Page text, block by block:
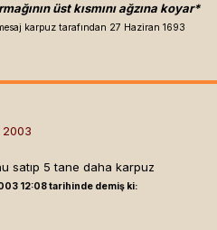
üst kısmını ağzına koyar*
karpuz tarafından 27 Haziran 1693
2003
satıp 5 tane daha karpuz
12:08 tarihinde demiş ki: